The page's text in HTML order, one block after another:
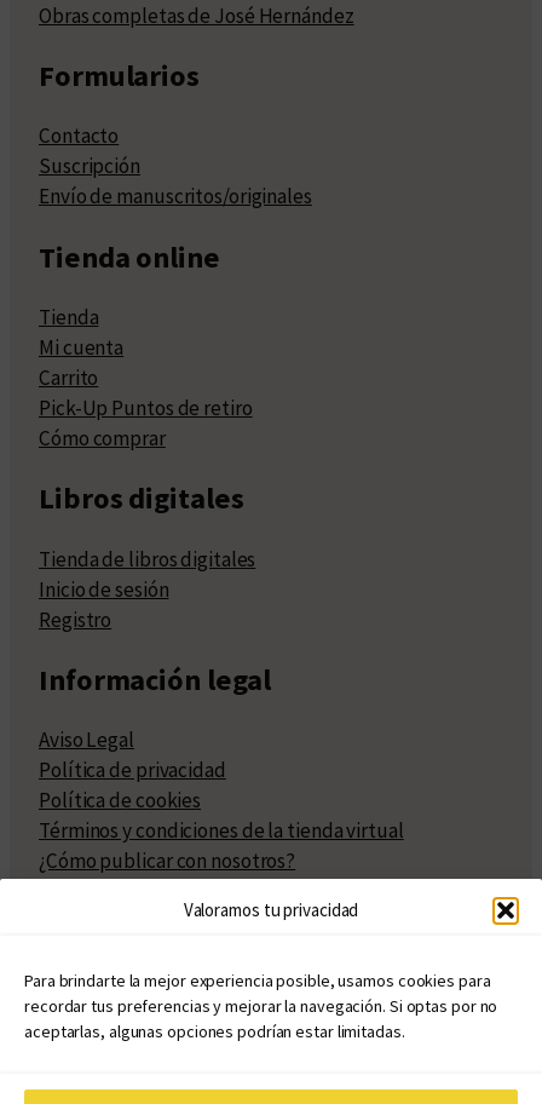
Valoramos tu privacidad
Para brindarte la mejor experiencia posible, usamos cookies para
recordar tus preferencias y mejorar la navegación. Si optas por no
aceptarlas, algunas opciones podrían estar limitadas.
Obras completas de José Hernández
Formularios
Contacto
Suscripción
Envío de manuscritos/originales
Tienda online
Tienda
Mi cuenta
Carrito
Pick-Up Puntos de retiro
Cómo comprar
Libros digitales
Tienda de libros digitales
Inicio de sesión
Registro
Información legal
Aviso Legal
Política de privacidad
Política de cookies
Términos y condiciones de la tienda virtual
¿Cómo publicar con nosotros?
Políticas de publicación
Políticas de coedición
Atribuciones